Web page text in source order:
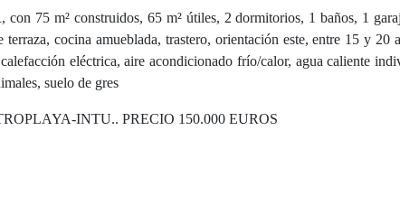
75 m² construidos, 65 m² útiles, 2 dormitorios, 1 baños, 1
terraza, cocina amueblada, trastero, orientación este, entre 15 y
eléctrica, aire acondicionado frío/calor, agua caliente
suelo de gres
INTU.. PRECIO 150.000 EUROS